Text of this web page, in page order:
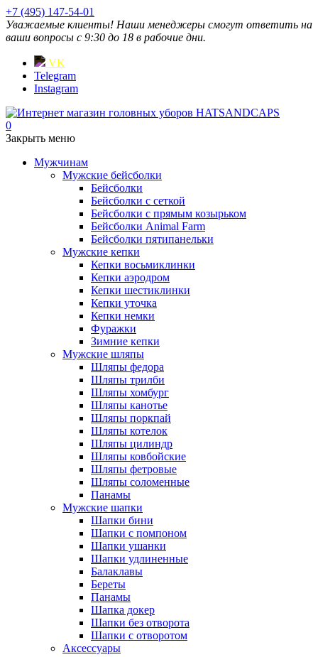
+7 (495) 147-54-01
Уважаемые клиенты! Наши менеджеры смогут ответить на
ваши вопросы с 9:30 до 18 в рабочие дни.
VK
Telegram
Instagram
0
Закрыть меню
Мужчинам
Мужские бейсболки
Бейсболки
Бейсболки с сеткой
Бейсболки с прямым козырьком
Бейсболки Animal Farm
Бейсболки пятипанельки
Мужские кепки
Кепки восьмиклинки
Кепки аэродром
Кепки шестиклинки
Кепки уточка
Кепки немки
Фуражки
Зимние кепки
Мужские шляпы
Шляпы федора
Шляпы трилби
Шляпы хомбург
Шляпы канотье
Шляпы поркпай
Шляпы котелок
Шляпы цилиндр
Шляпы ковбойские
Шляпы фетровые
Шляпы соломенные
Панамы
Мужские шапки
Шапки бини
Шапки с помпоном
Шапки ушанки
Шапки удлиненные
Балаклавы
Береты
Панамы
Шапка докер
Шапки без отворота
Шапки с отворотом
Аксессуары